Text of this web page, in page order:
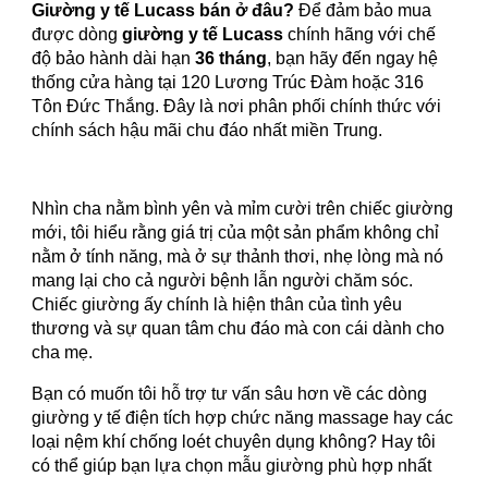
Giường y tế Lucass bán ở đâu? Để đảm bảo mua
được dònggiường y tế Lucass chính hãng với chế
độ bảo hành dài hạn36 tháng, bạn hãy đến ngay hệ
thống cửa hàng tại 120 Lương Trúc Đàm hoặc 316
Tôn Đức Thắng. Đây là nơi phân phối chính thức với
chính sách hậu mãi chu đáo nhất miền Trung.
Nhìn cha nằm bình yên và mỉm cười trên chiếc giường
mới, tôi hiểu rằng giá trị của một sản phẩm không chỉ
nằm ở tính năng, mà ở sự thảnh thơi, nhẹ lòng mà nó
mang lại cho cả người bệnh lẫn người chăm sóc.
Chiếc giường ấy chính là hiện thân của tình yêu
thương và sự quan tâm chu đáo mà con cái dành cho
cha mẹ.
Bạn có muốn tôi hỗ trợ tư vấn sâu hơn về các dòng
giường y tế điện tích hợp chức năng massage hay các
loại nệm khí chống loét chuyên dụng không? Hay tôi
có thể giúp bạn lựa chọn mẫu giường phù hợp nhất